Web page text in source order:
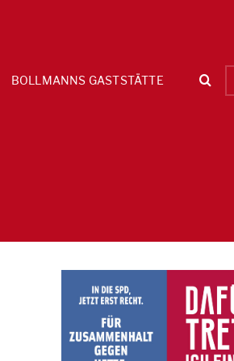
BOLLMANNS GASTSTÄTTE